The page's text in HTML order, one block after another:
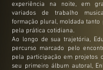
experiência na noite, em
variados de trabalho
formação plural, moldada tanto
pela prática cotidiana.
Ao longo de sua trajetória,
percurso marcado pelo
pela participação em projetos
seu primeiro álbum autoral,